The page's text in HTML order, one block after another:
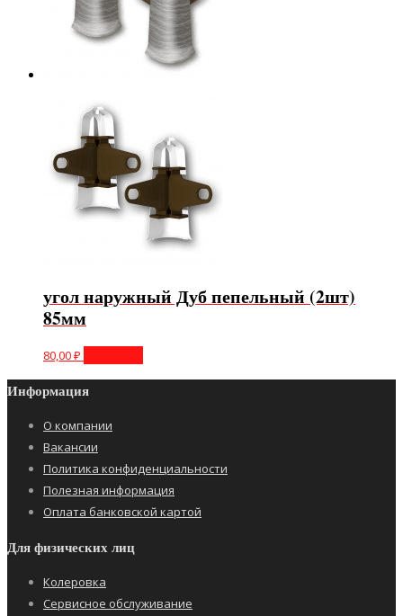
угол наружный Дуб пепельный (2шт)
85мм
80,00₽
Информация
О компании
Вакансии
Политика конфиденциальности
Полезная информация
Оплата банковской картой
Для физических лиц
Колеровка
Сервисное обслуживание